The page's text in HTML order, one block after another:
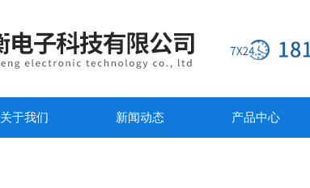
关于我们 新闻动态 产品中心